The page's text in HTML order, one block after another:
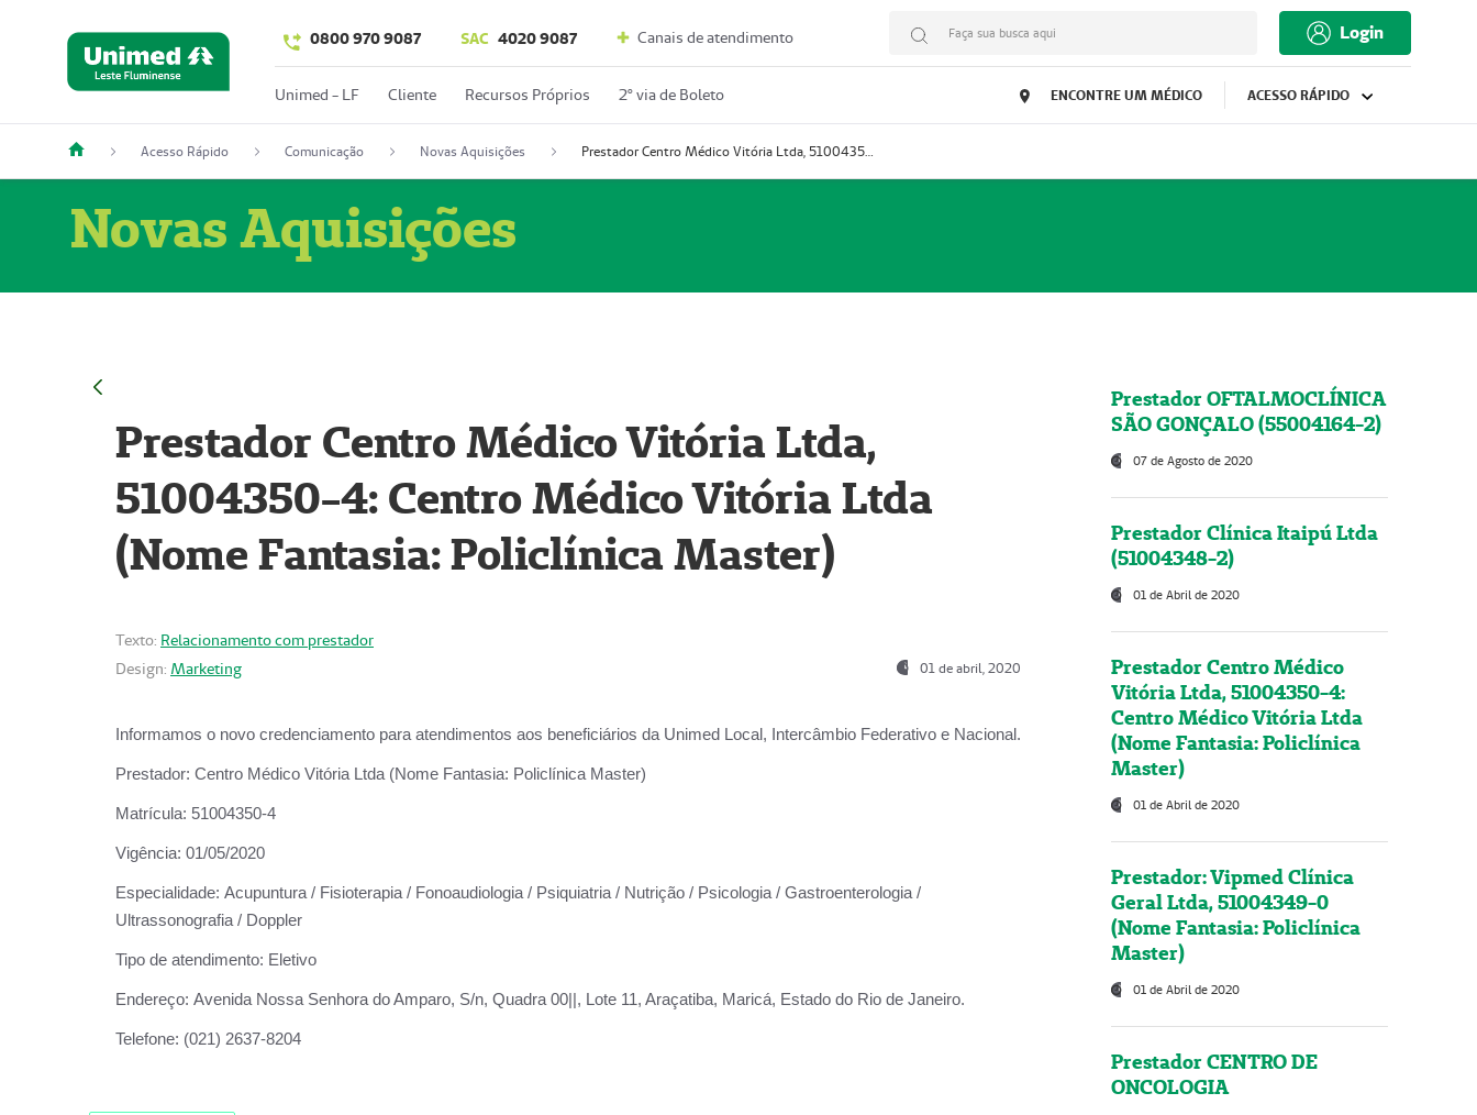
0800 970 9087 SAC 4020 9087 Canais de atendimento Faça sua busca aqui Login
Unimed - LF Cliente Recursos Próprios 2º via de Boleto ENCONTRE UM MÉDICO ACESSO RÁPIDO
Acesso Rápido Comunicação Novas Aquisições Prestador Centro Médico Vitória Ltda, 51004350-4: Centro Médico Vitória Ltda (Nome Fantasia: Policlínica Master)
Novas Aquisições
Prestador Centro Médico Vitória Ltda,
51004350-4: Centro Médico Vitória Ltda
(Nome Fantasia: Policlínica Master)
Texto: Relacionamento com prestador
Design: Marketing 01 de abril, 2020
Informamos o novo credenciamento para atendimentos aos beneficiários da Unimed Local, Intercâmbio Federativo e Nacional.
Prestador: Centro Médico Vitória Ltda (Nome Fantasia: Policlínica Master)
Matrícula: 51004350-4
Vigência: 01/05/2020
Especialidade: Acupuntura / Fisioterapia / Fonoaudiologia / Psiquiatria / Nutrição / Psicologia / Gastroenterologia /
Ultrassonografia / Doppler
Tipo de atendimento: Eletivo
Endereço: Avenida Nossa Senhora do Amparo, S/n, Quadra 00||, Lote 11, Araçatiba, Maricá, Estado do Rio de Janeiro.
Telefone: (021) 2637-8204
Prestador OFTALMOCLÍNICA
SÃO GONÇALO (55004164-2)
07 de Agosto de 2020
Prestador Clínica Itaipú Ltda
(51004348-2)
01 de Abril de 2020
Prestador Centro Médico
Vitória Ltda, 51004350-4:
Centro Médico Vitória Ltda
(Nome Fantasia: Policlínica
Master)
01 de Abril de 2020
Prestador: Vipmed Clínica
Geral Ltda, 51004349-0
(Nome Fantasia: Policlínica
Master)
01 de Abril de 2020
Prestador CENTRO DE
ONCOLOGIA